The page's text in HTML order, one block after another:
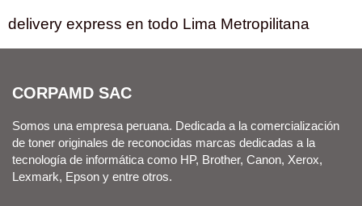
delivery express en todo Lima Metropilitana
CORPAMD SAC
Somos una empresa peruana. Dedicada a la comercialización
de toner originales de reconocidas marcas dedicadas a la
tecnología de informática como HP, Brother, Canon, Xerox,
Lexmark, Epson y entre otros.